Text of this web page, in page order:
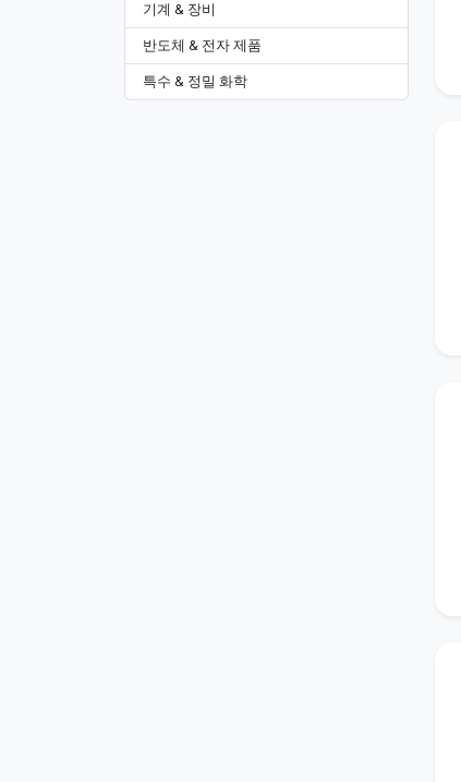
기계 & 장비
반도체 & 전자 제품
특수 & 정밀 화학